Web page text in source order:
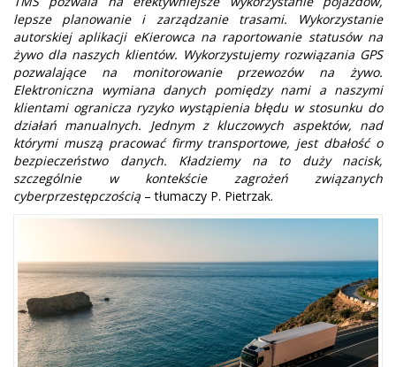
lepsze planowanie i zarządzanie trasami. Wykorzystanie
autorskiej aplikacji eKierowca na raportowanie statusów na
żywo dla naszych klientów. Wykorzystujemy rozwiązania GPS
pozwalające na monitorowanie przewozów na żywo.
Elektroniczna wymiana danych pomiędzy nami a naszymi
klientami ogranicza ryzyko wystąpienia błędu w stosunku do
działań manualnych. Jednym z kluczowych aspektów, nad
którymi muszą pracować firmy transportowe, jest dbałość o
bezpieczeństwo danych. Kładziemy na to duży nacisk,
szczególnie w kontekście zagrożeń związanych
cyberprzestępczością – tłumaczy P. Pietrzak.